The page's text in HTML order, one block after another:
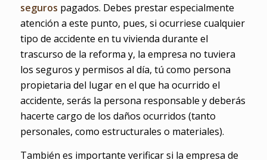
seguros pagados. Debes prestar especialmente
atención a este punto, pues, si ocurriese cualquier
tipo de accidente en tu vivienda durante el
trascurso de la reforma y, la empresa no tuviera
los seguros y permisos al día, tú como persona
propietaria del lugar en el que ha ocurrido el
accidente, serás la persona responsable y deberás
hacerte cargo de los daños ocurridos (tanto
personales, como estructurales o materiales).
También es importante verificar si la empresa de